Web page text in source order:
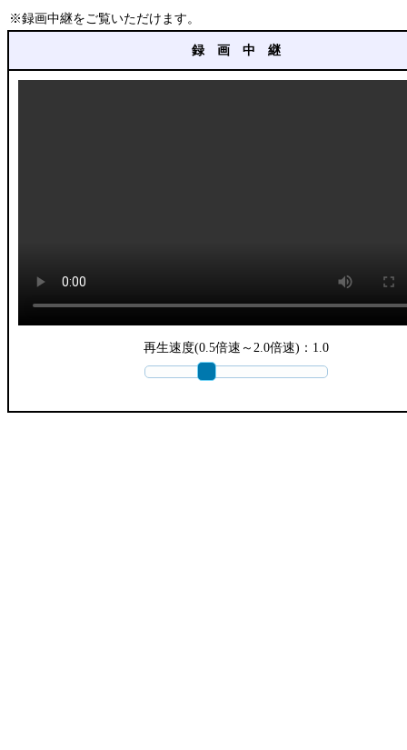
※録画中継をご覧いただけます。
録 画 中 継
再生速度(0.5倍速～2.0倍速)： 1.0